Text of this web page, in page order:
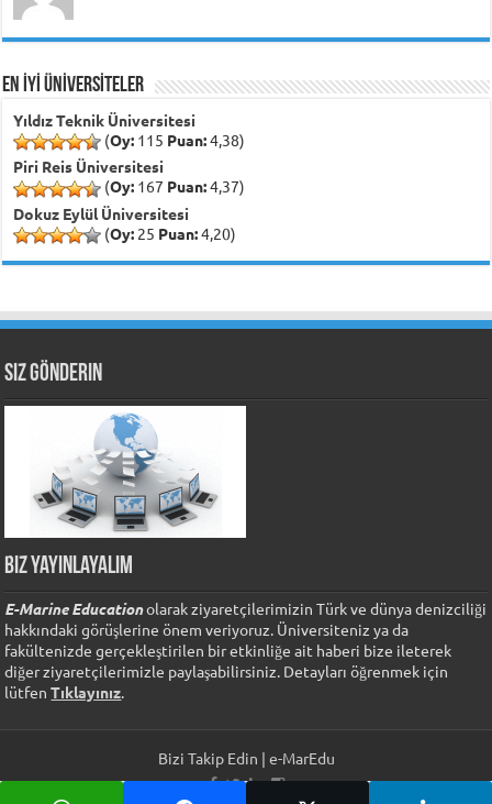
EN İYİ ÜNİVERSİTELER
Yıldız Teknik Üniversitesi
(Oy: 115 Puan:4,38)
Piri Reis Üniversitesi
(Oy: 167 Puan:4,37)
Dokuz Eylül Üniversitesi
(Oy: 25 Puan:4,20)
Siz Gönderin
Biz Yayınlayalım
E-Marine Educationolarak ziyaretçilerimizin Türk ve dünya denizciliği
hakkındaki görüşlerine önem veriyoruz. Üniversiteniz ya da
fakültenizde gerçekleştirilen bir etkinliğe ait haberi bize ileterek
diğer ziyaretçilerimizle paylaşabilirsiniz. Detayları öğrenmek için
lütfenTıklayınız.
Bizi Takip Edin | e-MarEdu